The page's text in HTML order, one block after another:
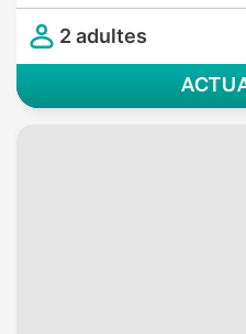
2 adultes